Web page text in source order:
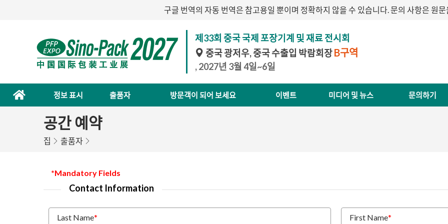
구글 번역의 자동 번역은 참고용일 뿐이며 정확하지 않을 수 있습니다. 문의 사항은 원
제33회 중국 국제 포장기계 및 재료 전시회
중국 광저우, 중국 수출입 박람회장B구역
, 2027년 3월 4일~6일
정보 표시 출품자 방문객이 되어 보세요 이벤트 미디어 및 뉴스 문의하기
공간 예약
집 출품자
*Mandatory Fields
Contact Information
Last Name* First Name*